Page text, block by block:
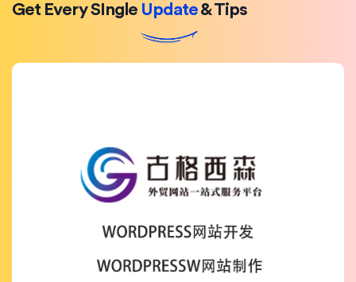
Get Every SIngle Update& Tips